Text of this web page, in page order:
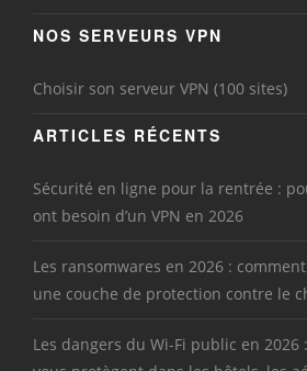
NOS SERVEURS VPN
Choisir son serveur VPN (100 sites)
ARTICLES RÉCENTS
Sécurité en ligne pour la rentrée :
ont besoin d’un VPN en 2026
Les ransomwares en 2026 :
une couche de protection contre le
Les dangers du Wi-Fi public en 2026